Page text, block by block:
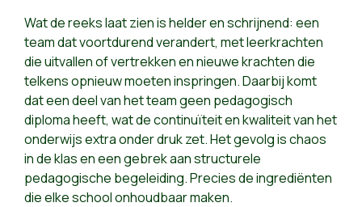
Wat de reeks laat zien is helder en schrijnend: een
team dat voortdurend verandert, met leerkrachten
die uitvallen of vertrekken en nieuwe krachten die
telkens opnieuw moeten inspringen. Daarbij komt
dat een deel van het team geen pedagogisch
diploma heeft, wat de continuïteit en kwaliteit van het
onderwijs extra onder druk zet. Het gevolg is chaos
in de klas en een gebrek aan structurele
pedagogische begeleiding. Precies de ingrediënten
die elke school onhoudbaar maken.